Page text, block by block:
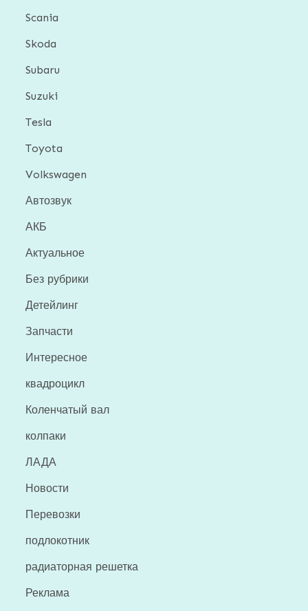
Scania
Skoda
Subaru
Suzuki
Tesla
Toyota
Volkswagen
Автозвук
АКБ
Актуальное
Без рубрики
Детейлинг
Запчасти
Интересное
квадроцикл
Коленчатый вал
колпаки
ЛАДА
Новости
Перевозки
подлокотник
радиаторная решетка
Реклама